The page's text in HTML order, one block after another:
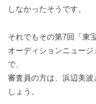
しなかったそうです。
それでもその第7回「東
オーディションニュー
で、
審査員の方は、浜辺美
しょう。